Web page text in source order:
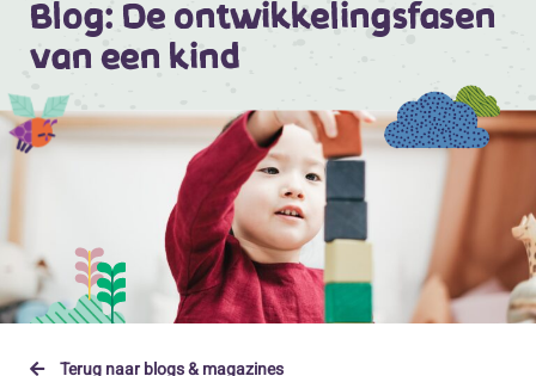
Blog: De ontwikkelingsfasen
van een kind
Terug naar blogs & magazines